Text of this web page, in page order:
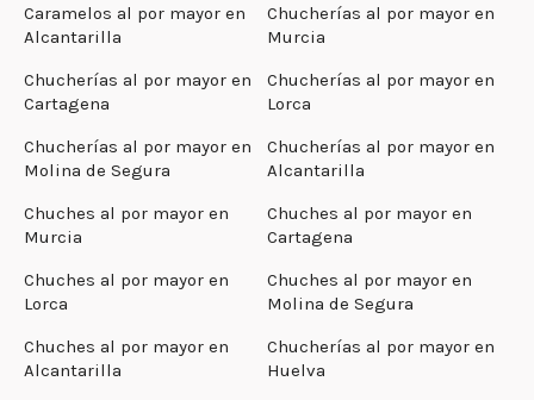
Caramelos al por mayor en
Alcantarilla
Chucherías al por mayor en
Murcia
Chucherías al por mayor en
Cartagena
Chucherías al por mayor en
Lorca
Chucherías al por mayor en
Molina de Segura
Chucherías al por mayor en
Alcantarilla
Chuches al por mayor en
Murcia
Chuches al por mayor en
Cartagena
Chuches al por mayor en
Lorca
Chuches al por mayor en
Molina de Segura
Chuches al por mayor en
Alcantarilla
Chucherías al por mayor en
Huelva